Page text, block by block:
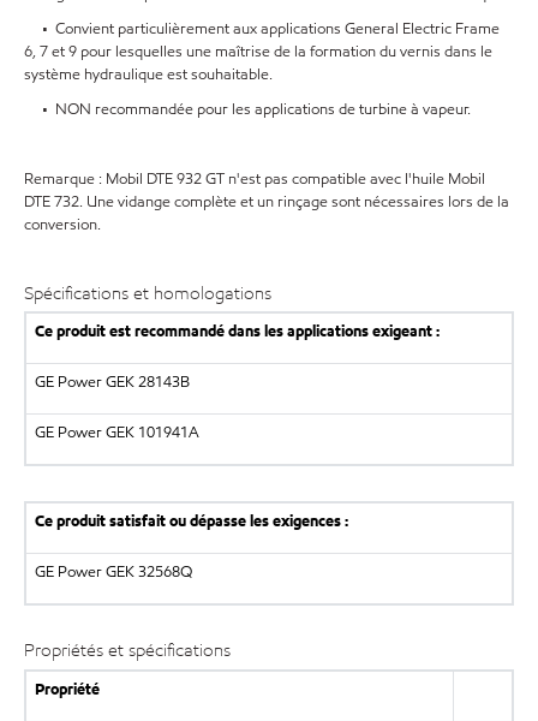
• Convient particulièrement aux applications General Electric Frame
6, 7 et 9 pour lesquelles une maîtrise de la formation du vernis dans le
système hydraulique est souhaitable.
• NON recommandée pour les applications de turbine à vapeur.
Remarque : Mobil DTE 932 GT n'est pas compatible avec l'huile Mobil
DTE 732. Une vidange complète et un rinçage sont nécessaires lors de la
conversion.
Spécifications et homologations
Ce produit est recommandé dans les applications exigeant :
GE Power GEK 28143B
GE Power GEK 101941A
Ce produit satisfait ou dépasse les exigences :
GE Power GEK 32568Q
Propriétés et spécifications
Propriété